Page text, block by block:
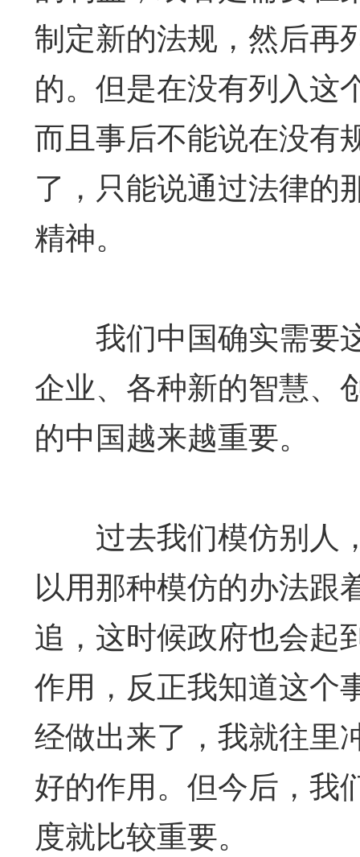
制定新的法规，然后再
的。但是在没有列入这
而且事后不能说在没有
了，只能说通过法律的
精神。
我们中国确实需要
企业、各种新的智慧、
的中国越来越重要。
过去我们模仿别人
以用那种模仿的办法跟
追，这时候政府也会起
作用，反正我知道这个
经做出来了，我就往里
好的作用。但今后，我
度就比较重要。